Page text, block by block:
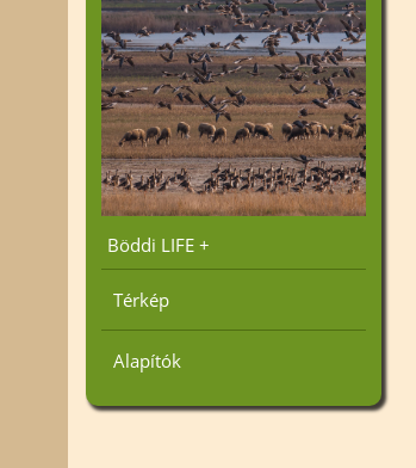
Böddi LIFE +
Térkép
Alapítók